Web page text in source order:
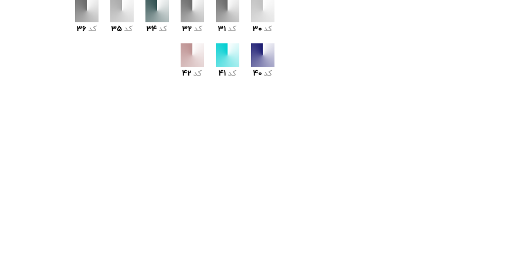
کد 30 کد 31 کد 32 کد 34 کد 35 کد 36
کد 40 کد 41 کد 42